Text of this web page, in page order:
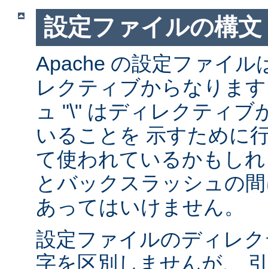
設定ファイルの構文
Apache の設定ファイル
レクティブからなりま
ュ "\" はディレクティブ
いることを 示すために
て使われているかもし
とバックスラッシュの
あってはいけません。
設定ファイルのディレ
字を区別しませんが、